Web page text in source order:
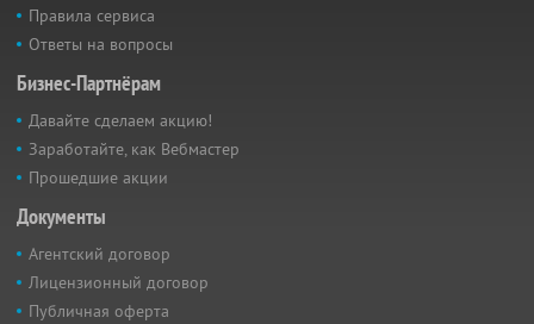
Правила сервиса
Ответы на вопросы
Бизнес-Партнёрам
Давайте сделаем акцию!
Заработайте, как Вебмастер
Прошедшие акции
Документы
Агентский договор
Лицензионный договор
Публичная оферта